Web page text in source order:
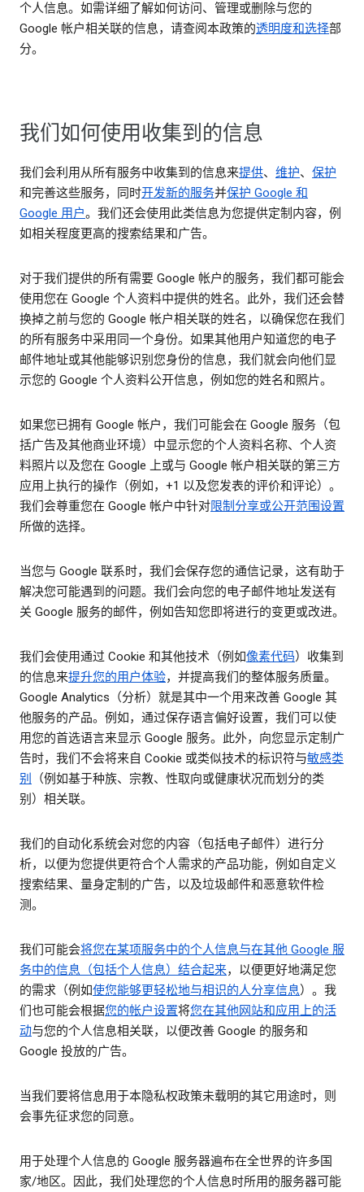
个人信息。如需详细了解如何访问、管理或删除与您的
Google 帐户相关联的信息，请查阅本政策的透明度和选择部
分。
我们如何使用收集到的信息
我们会利用从所有服务中收集到的信息来提供、 维护、 保护
和完善这些服务，同时开发新的服务并保护 Google 和
Google 用户。我们还会使用此类信息为您提供定制内容，例
如相关程度更高的搜索结果和广告。
对于我们提供的所有需要 Google 帐户的服务，我们都可能会
使用您在 Google 个人资料中提供的姓名。此外，我们还会替
换掉之前与您的 Google 帐户相关联的姓名，以确保您在我们
的所有服务中采用同一个身份。如果其他用户知道您的电子
邮件地址或其他能够识别您身份的信息，我们就会向他们显
示您的 Google 个人资料公开信息，例如您的姓名和照片。
如果您已拥有 Google 帐户，我们可能会在 Google 服务（包
括广告及其他商业环境）中显示您的个人资料名称、个人资
料照片以及您在 Google 上或与 Google 帐户相关联的第三方
应用上执行的操作（例如，+1 以及您发表的评价和评论）。
我们会尊重您在 Google 帐户中针对限制分享或公开范围设置
所做的选择。
当您与 Google 联系时，我们会保存您的通信记录，这有助于
解决您可能遇到的问题。我们会向您的电子邮件地址发送有
关 Google 服务的邮件，例如告知您即将进行的变更或改进。
我们会使用通过 Cookie 和其他技术（例如像素代码）收集到
的信息来提升您的用户体验，并提高我们的整体服务质量。
Google Analytics（分析）就是其中一个用来改善 Google 其
他服务的产品。例如，通过保存语言偏好设置，我们可以使
用您的首选语言来显示 Google 服务。此外，向您显示定制广
告时，我们不会将来自 Cookie 或类似技术的标识符与敏感类
别
（例如基于种族、宗教、性取向或健康状况而划分的类
别）相关联。
我们的自动化系统会对您的内容（包括电子邮件）进行分
析，以便为您提供更符合个人需求的产品功能，例如自定义
搜索结果、量身定制的广告，以及垃圾邮件和恶意软件检
测。
我们可能会将您在某项服务中的个人信息与在其他 Google 服
务中的信息（包括个人信息）结合起来，以便更好地满足您
的需求（例如使您能够更轻松地与相识的人分享信息）。我
们也可能会根据您的帐户设置将您在其他网站和应用上的活
动与您的个人信息相关联，以便改善 Google 的服务和
Google 投放的广告。
当我们要将信息用于本隐私权政策未载明的其它用途时，则
会事先征求您的同意。
用于处理个人信息的 Google 服务器遍布在全世界的许多国
家/地区。因此，我们处理您的个人信息时所用的服务器可能